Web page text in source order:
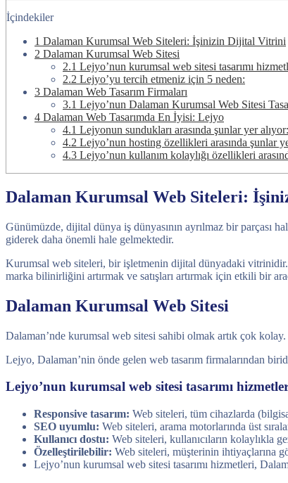
İçindekiler
1 Dalaman Kurumsal Web Siteleri: İşinizin Dijital Vitrini
2 Dalaman Kurumsal Web Sitesi
2.1 Lejyo’nun kurumsal web sitesi tasarımı
2.2 Lejyo’yu tercih etmeniz için 5 neden:
3 Dalaman Web Tasarım Firmaları
3.1 Lejyo’nun Dalaman Kurumsal Web Sitesi
4 Dalaman Web Tasarımda En İyisi: Lejyo
4.1 Lejyonun sundukları arasında şunlar yer alıyor:
4.2 Lejyo’nun hosting özellikleri arasında şunlar
4.3 Lejyo’nun kullanım kolaylığı özellikleri
Dalaman Kurumsal Web Siteleri:
Günümüzde, dijital dünya iş dünyasının ayrılmaz bir parçası
giderek daha önemli hale gelmektedir.
Kurumsal web siteleri, bir işletmenin dijital dünyadaki
marka bilinirliğini artırmak ve satışları artırmak için etkili bir
Dalaman Kurumsal Web Sitesi
Dalaman’nde kurumsal web sitesi sahibi olmak artık çok
Lejyo, Dalaman’nin önde gelen web tasarım firmalarından
Lejyo’nun kurumsal web sitesi tasarımı
Responsive tasarım: Web siteleri, tüm cihazlarda
SEO uyumlu: Web siteleri, arama motorlarında üst
Kullanıcı dostu: Web siteleri, kullanıcıların kolaylıkla
Özelleştirilebilir: Web siteleri, müşterinin ihtiyaçlarına
Lejyo’nun kurumsal web sitesi tasarımı hizmetleri,